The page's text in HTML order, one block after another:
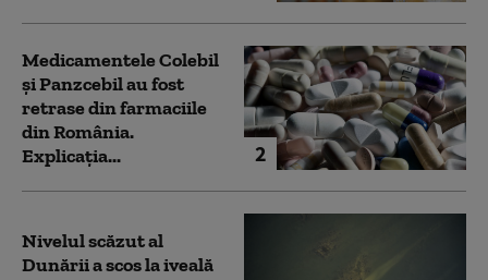
2
Medicamentele Colebil
și Panzcebil au fost
retrase din farmaciile
din România.
Explicația...
Nivelul scăzut al
Dunării a scos la iveală